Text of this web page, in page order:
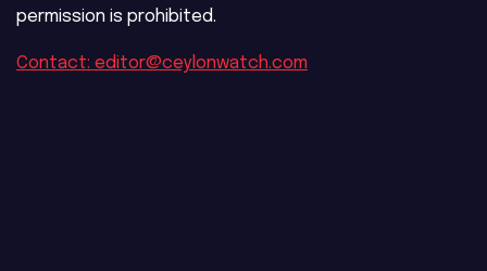
permission is prohibited.
Contact: editor@ceylonwatch.com